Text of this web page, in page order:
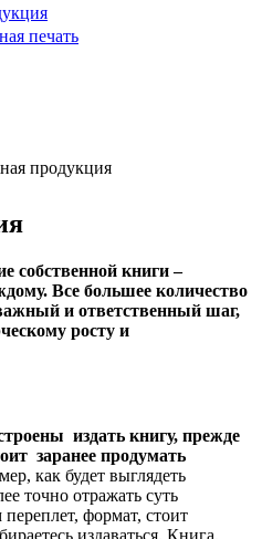
печать
продукция
собственной книги –
Все большее количество
и ответственный шаг,
росту и
издать книгу, прежде
заранее продумать
как будет выглядеть
точно отражать суть
формат, стоит